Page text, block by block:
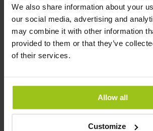
We also share information about your
our social media, advertising and
may combine it with other information
provided to them or that they’ve
of their services.
Allow all
Customize
O sulfato de magnésio, também
como sal de Epsom, é utilizado
laxante quanto para relaxamento
absorvido mais rapidamente do
magnésio, mas o seu efeito tem
utilizado principalmente em